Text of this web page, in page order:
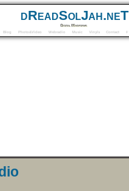
dReadSolJah.neT
Digital Mindforms
Blog Photo&Video Webradio Music Vinyls Contact F